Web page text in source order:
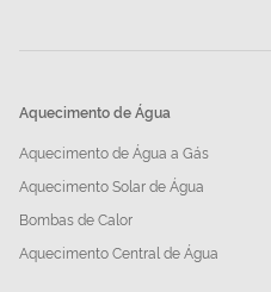
Aquecimento de Água
Aquecimento de Água a Gás
Aquecimento Solar de Água
Bombas de Calor
Aquecimento Central de Água